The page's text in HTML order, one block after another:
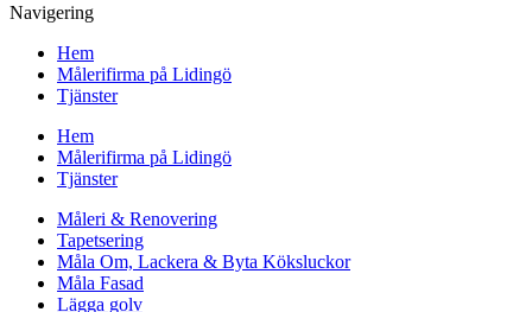
Navigering
Hem
Målerifirma på Lidingö
Tjänster
Hem
Målerifirma på Lidingö
Tjänster
Måleri & Renovering
Tapetsering
Måla Om, Lackera & Byta Köksluckor
Måla Fasad
Lägga golv